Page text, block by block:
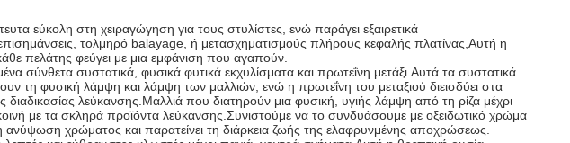
εύκολη στη χειραγώγηση για τους στυλίστες, ενώ παράγει εξαιρετικά
επισημάνσεις, τολμηρό balayage, ή μετασχηματισμούς πλήρους κεφαλής πλατίνας,Αυτή η
πελάτης φεύγει με μια εμφάνιση που αγαπούν.
σύνθετα συστατικά, φυσικά φυτικά εκχυλίσματα και πρωτεΐνη μετάξι.Αυτά τα συστατικά
τη φυσική λάμψη και λάμψη των μαλλιών, ενώ η πρωτεΐνη του μεταξιού διεισδύει στα
διαδικασίας λεύκανσης.Μαλλιά που διατηρούν μια φυσική, υγιής λάμψη από τη ρίζα μέχρι
με τα σκληρά προϊόντα λεύκανσης.Συνιστούμε να το συνδυάσουμε με οξειδωτικό χρώμα
χρώματος και παρατείνει τη διάρκεια ζωής της ελαφρυνμένης αποχρώσεως.